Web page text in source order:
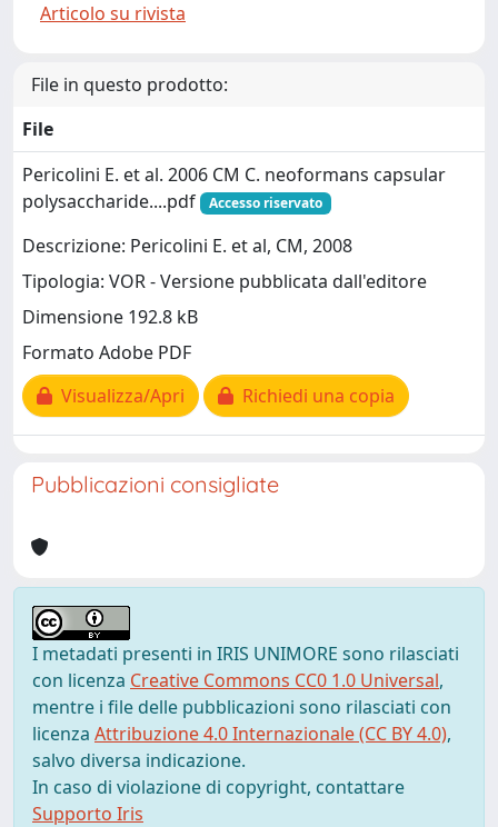
Articolo su rivista
File in questo prodotto:
File
Pericolini E. et al. 2006 CM C. neoformans capsular
polysaccharide....pdf
Accesso riservato
Descrizione: Pericolini E. et al, CM, 2008
Tipologia: VOR - Versione pubblicata dall'editore
Dimensione 192.8 kB
Formato Adobe PDF
Visualizza/Apri
Richiedi una copia
Pubblicazioni consigliate
I metadati presenti in IRIS UNIMORE sono rilasciati
con licenza Creative Commons CC0 1.0 Universal,
mentre i file delle pubblicazioni sono rilasciati con
licenza Attribuzione 4.0 Internazionale (CC BY 4.0),
salvo diversa indicazione.
In caso di violazione di copyright, contattare
Supporto Iris